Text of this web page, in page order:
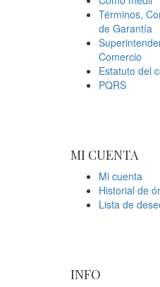
Términos,
de Garantía
Comercio
Estatuto del
PQRS
MI CUENTA
Mi cuenta
Historial de
Lista de
INFO